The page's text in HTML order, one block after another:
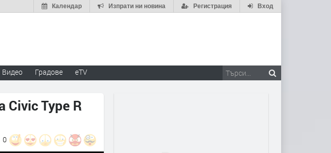
Вход
Регистрация
Изпрати ни новина
Календар
Видео Градове eTV
Type R
0